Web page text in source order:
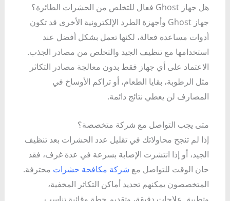
هل جهاز Ghost فعال للتخلص من الحشرات الطائرة؟
جهاز Ghost وأجهزة الطرد الإلكترونية الأخرى قد تكون
أدوات مساعدة فعالة، لكنها تعمل بشكل أفضل عند
استخدامها مع تنظيف الجيد والتخلص من مصادر الجذب.
الاعتماد على أي جهاز فقط بدون معالجة مصادر التكاثر
مثل الرطوبة، بقايا الطعام، أو تراكم الأوساخ في
المصارف لن يعطي نتائج دائمة.
متى يجب التواصل مع شركة متخصصة؟
إذا لم تنجح محاولاتك في تقليل عدد الحشرات بعد تنظيف
الجيد، أو إذا انتشرت الإصابة بسرعة في عدة غرف، فقد
حان الوقت للتواصل مع شركة مكافحة حشرات محترفة.
المتخصصون يمكنهم تحديد أماكن التكاثر المخفية،